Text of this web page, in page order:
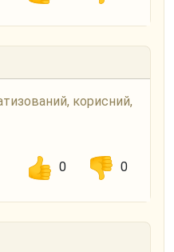
корисний,
0 0